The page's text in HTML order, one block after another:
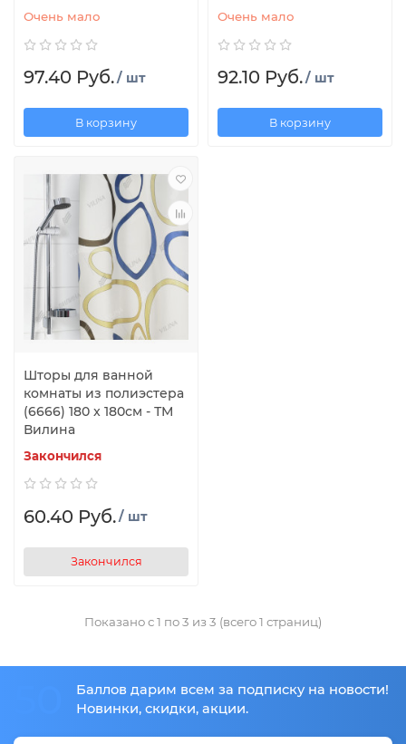
Очень мало
97.40 Руб./ шт
В корзину
Очень мало
92.10 Руб./ шт
В корзину
Шторы для ванной
комнаты из полиэстера
(6666) 180 x 180см - ТМ
Вилина
Закончился
60.40 Руб./ шт
Закончился
Показано с 1 по 3 из 3 (всего 1 страниц)
Баллов дарим всем за подписку на новости!
Новинки, скидки, акции.